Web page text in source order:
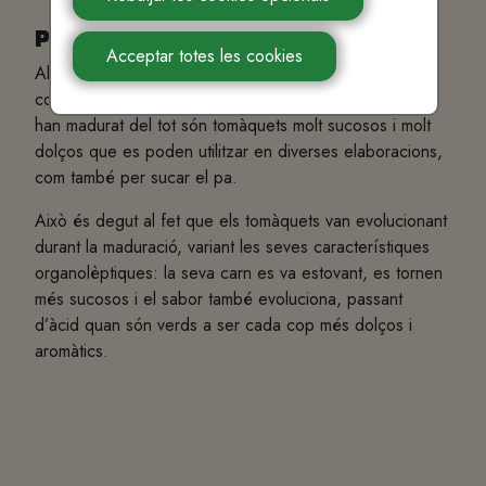
Acceptar totes les cookies
Punt de maduració
Algunes varietats, com el cor de bou, es poden
consumir amanits quan encara són verds, però un cop
han madurat del tot són tomàquets molt sucosos i molt
dolços que es poden utilitzar en diverses elaboracions,
com també per sucar el pa.
Això és degut al fet que els tomàquets van evolucionant
durant la maduració, variant les seves característiques
organolèptiques: la seva carn es va estovant, es tornen
més sucosos i el sabor també evoluciona, passant
d’àcid quan són verds a ser cada cop més dolços i
aromàtics.